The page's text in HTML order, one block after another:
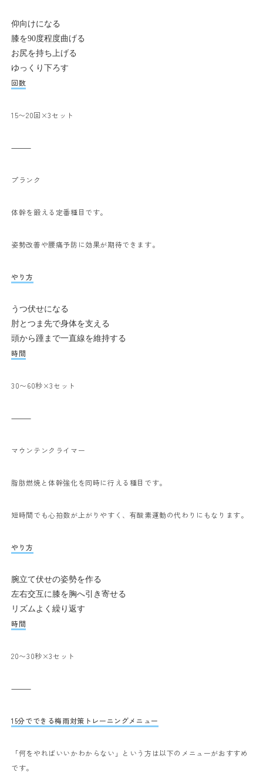
仰向けになる
膝を90度程度曲げる
お尻を持ち上げる
ゆっくり下ろす
回数
15〜20回×3セット
⸻
プランク
体幹を鍛える定番種目です。
姿勢改善や腰痛予防に効果が期待できます。
やり方
うつ伏せになる
肘とつま先で身体を支える
頭から踵まで一直線を維持する
時間
30〜60秒×3セット
⸻
マウンテンクライマー
脂肪燃焼と体幹強化を同時に行える種目です。
短時間でも心拍数が上がりやすく、有酸素運動の代わりにもなります。
やり方
腕立て伏せの姿勢を作る
左右交互に膝を胸へ引き寄せる
リズムよく繰り返す
時間
20〜30秒×3セット
⸻
15分でできる梅雨対策トレーニングメニュー
「何をやればいいかわからない」という方は以下のメニューがおすすめ
です。